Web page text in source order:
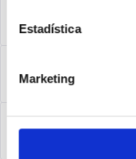
Estadística
Marketing
Cisco888E-K9 | Cisco
10,100 Mbit/s,...
Leasingmás
Service